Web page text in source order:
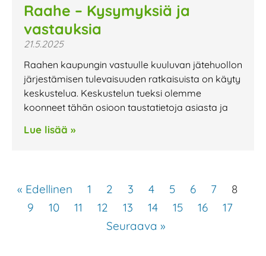
Raahe – Kysymyksiä ja
vastauksia
21.5.2025
Raahen kaupungin vastuulle kuuluvan jätehuollon
järjestämisen tulevaisuuden ratkaisuista on käyty
keskustelua. Keskustelun tueksi olemme
koonneet tähän osioon taustatietoja asiasta ja
Lue lisää »
« Edellinen 1 2 3 4 5 6 7
8
9
10 11 12 13 14 15 16
17
Seuraava »